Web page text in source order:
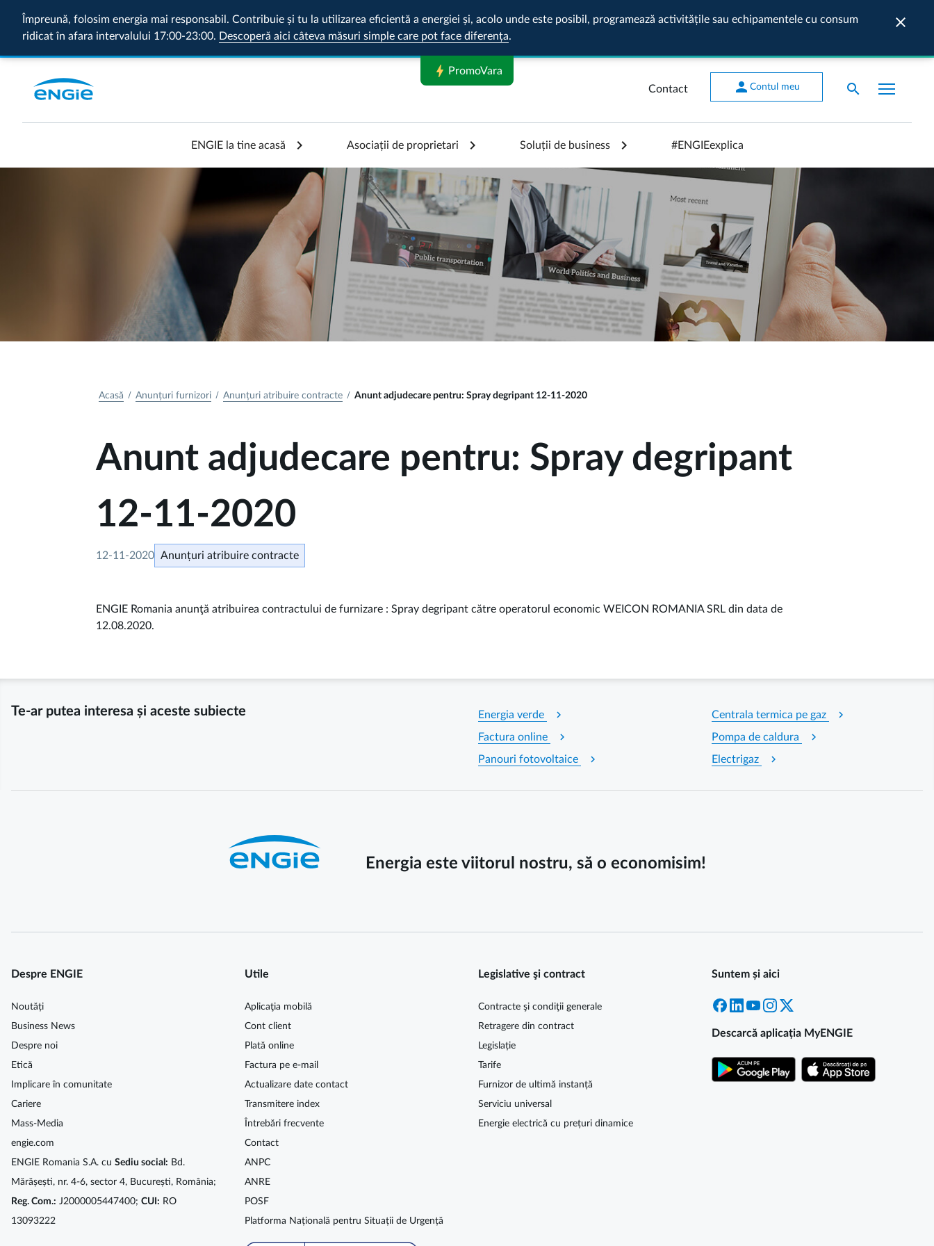
Împreună, folosim energia mai responsabil. Contribuie și tu la utilizarea eficientă a energiei și, acolo unde este posibil, programează activitățile sau echipamentele cu consum
ridicat în afara intervalului 17:00-23:00. Descoperă aici câteva măsuri simple care pot face diferența.
close
Contact person Contul meu search
ENGIE la tine acasă Asociații de proprietari Soluții de business #ENGIEexplica
Acasă Anunțuri furnizori Anunțuri atribuire contracte Anunt adjudecare pentru: Spray degripant 12-11-2020
Anunt adjudecare pentru: Spray degripant
12-11-2020
12-11-2020 Anunțuri atribuire contracte
ENGIE Romania anunţă atribuirea contractului de furnizare : Spray degripant către operatorul economic WEICON ROMANIA SRL din data de
12.08.2020.
Te-ar putea interesa și aceste subiecte Energia verde chevron_right Centrala termica pe gaz chevron_right
Factura online chevron_right Pompa de caldura chevron_right
Panouri fotovoltaice chevron_right Electrigaz chevron_right
Energia este viitorul nostru, să o economisim!
Despre ENGIE
Noutăți
Business News
Despre noi
Etică
Implicare în comunitate
Cariere
Mass-Media
engie.com
ENGIE Romania S.A. cu Sediu social: Bd.
Mărășești, nr. 4-6, sector 4, București, România;
Reg. Com.: J2000005447400; CUI: RO
13093222
Utile
Aplicaţia mobilă
Cont client
Plată online
Factura pe e-mail
Actualizare date contact
Transmitere index
Întrebări frecvente
Contact
ANPC
ANRE
POSF
Platforma Națională pentru Situații de Urgență
Legislative şi contract
Contracte şi condiţii generale
Retragere din contract
Legislație
Tarife
Furnizor de ultimă instanță
Serviciu universal
Energie electrică cu prețuri dinamice
Suntem și aici
Facebook
LinkedInYouTubeInstagram
Descarcă aplicația MyENGIE
bolt PromoVara